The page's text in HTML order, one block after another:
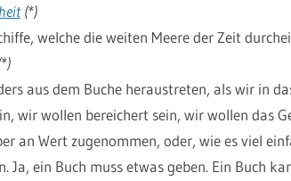
(*)
welche die weiten Meere der Zeit
aus dem Buche heraustreten, als wir in
wir wollen bereichert sein, wir wollen das
an Wert zugenommen, oder, wie es viel
Ja, ein Buch muss etwas geben. Ein Buch